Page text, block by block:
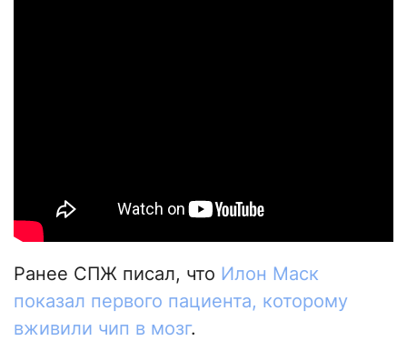
Ранее СПЖ писал, что Илон Маск
показал первого пациента, которому
вживили чип в мозг.